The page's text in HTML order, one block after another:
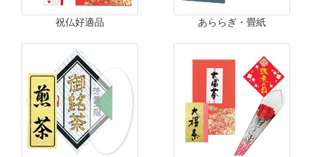
祝仏好適品 あららぎ・畳紙